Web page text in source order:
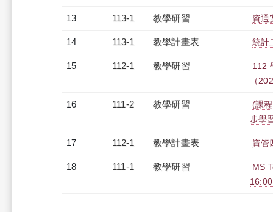
13 113-1 教學研習 資通
14 113-1 教學計畫表 統計
15 112-1 教學研習
112
（
16 111-2 教學研習
(課
步學
17 112-1 教學計畫表 資管
18 111-1 教學研習
MS